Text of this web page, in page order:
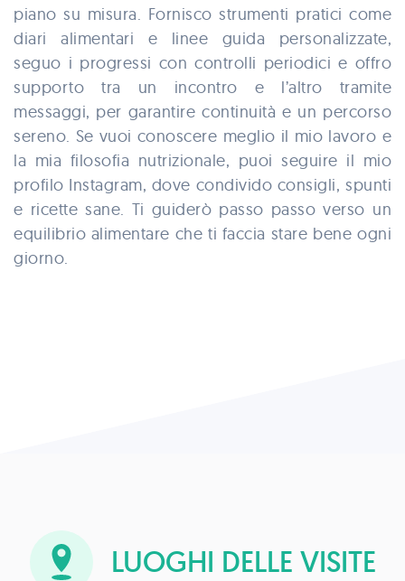
piano su misura. Fornisco strumenti pratici come
diari alimentari e linee guida personalizzate,
seguo i progressi con controlli periodici e offro
supporto tra un incontro e l’altro tramite
messaggi, per garantire continuità e un percorso
sereno. Se vuoi conoscere meglio il mio lavoro e
la mia filosofia nutrizionale, puoi seguire il mio
profilo Instagram, dove condivido consigli, spunti
e ricette sane. Ti guiderò passo passo verso un
equilibrio alimentare che ti faccia stare bene ogni
giorno.
LUOGHI DELLE VISITE